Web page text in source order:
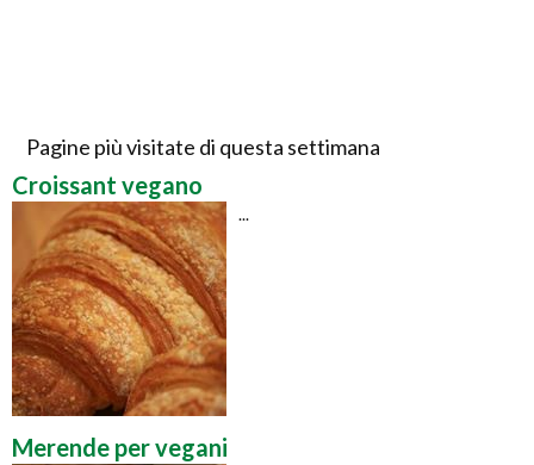
Pagine più visitate di questa settimana
Croissant vegano
...
Merende per vegani